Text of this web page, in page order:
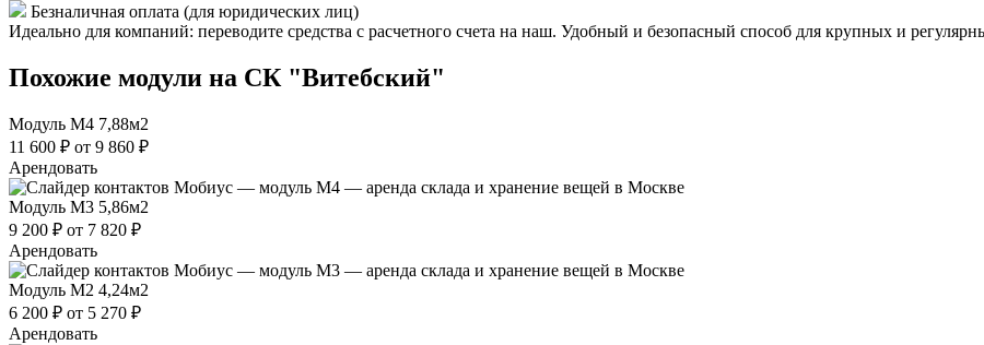
Безналичная оплата (для юридических лиц)
Идеально для компаний: переводите средства с расчетного счета на наш. Удобный и безопасный способ для крупных и
Похожие модули на СК "Витебский"
Модуль М4 7,88м2
11 600 ₽ от 9 860 ₽
Арендовать
Модуль М3 5,86м2
9 200 ₽ от 7 820 ₽
Арендовать
Модуль М2 4,24м2
6 200 ₽ от 5 270 ₽
Арендовать